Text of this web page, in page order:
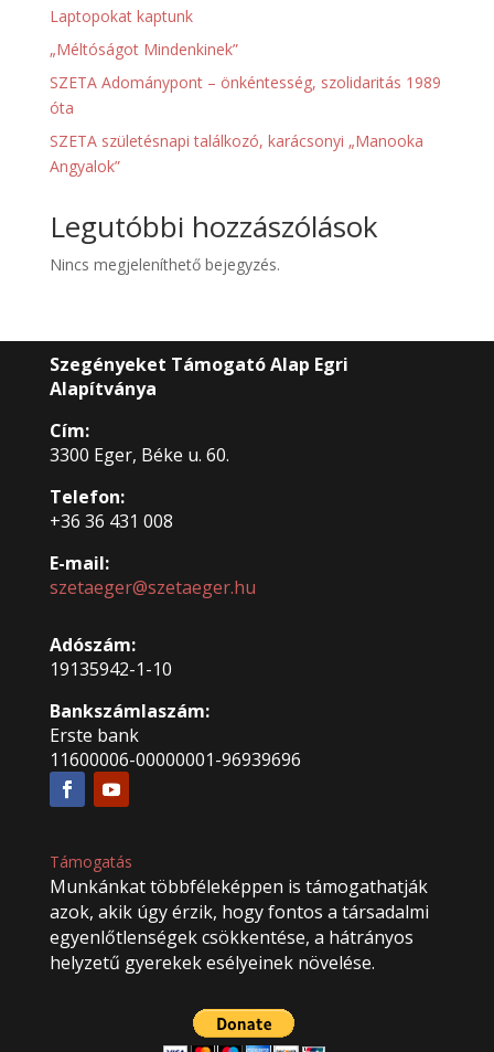
Laptopokat kaptunk
„Méltóságot Mindenkinek”
SZETA Adománypont – önkéntesség, szolidaritás 1989
óta
SZETA születésnapi találkozó, karácsonyi „Manooka
Angyalok”
Legutóbbi hozzászólások
Nincs megjeleníthető bejegyzés.
Szegényeket Támogató Alap Egri
Alapítványa
Cím:
3300 Eger, Béke u. 60.
Telefon:
+36 36 431 008
E-mail:
szetaeger@szetaeger.hu
Adószám:
19135942-1-10
Bankszámlaszám:
Erste bank
11600006-00000001-96939696
Támogatás
Munkánkat többféleképpen is támogathatják
azok, akik úgy érzik, hogy fontos a társadalmi
egyenlőtlenségek csökkentése, a hátrányos
helyzetű gyerekek esélyeinek növelése.